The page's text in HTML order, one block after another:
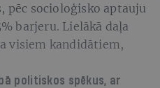
socioloģisko aptauju
barjeru. Lielākā daļa
visiem kandidātiem,
politiskos spēkus, ar